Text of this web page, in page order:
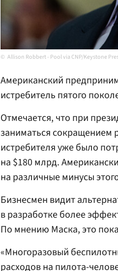
Allison Robbert - Pool via CNP/Keystone
Американский
истребитель пятого
Отмечается, что при
заниматься сокращением
истребителя уже было
на $180 млрд.
на различные минусы
Бизнесмен видит
в разработке более
По мнению Маска, это
«Многоразовый
расходов на пилота-